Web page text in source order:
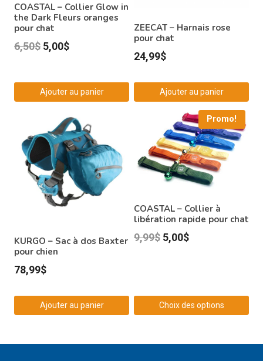
COASTAL – Collier Glow in
the Dark Fleurs oranges
pour chat
6,50$ Le
était :
5,00$Le
est :
Ajouter au panier
ZEECAT – Harnais rose
pour chat
24,99$
Ajouter au panier
KURGO – Sac à dos Baxter
pour chien
78,99$
Ajouter au panier
Promo!
COASTAL – Collier à
libération rapide pour chat
9,99$ Le
9,99$.
5,00$Le
5,00$.
Choix des options